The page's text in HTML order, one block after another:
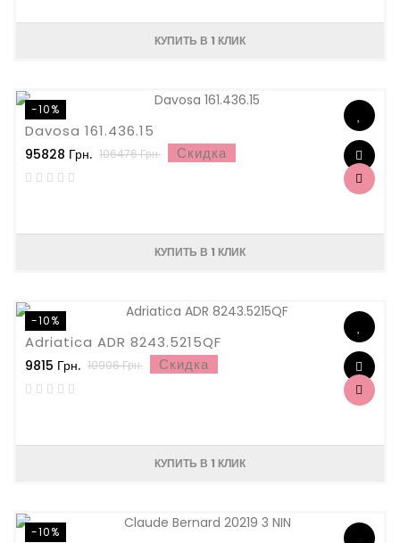
КУПИТЬ В 1 КЛИК
-10%
Davosa 161.436.15
95828 Грн. 106476 Грн. Скидка
КУПИТЬ В 1 КЛИК
-10%
Adriatica ADR 8243.5215QF
9815 Грн. 10906 Грн. Скидка
КУПИТЬ В 1 КЛИК
-10%